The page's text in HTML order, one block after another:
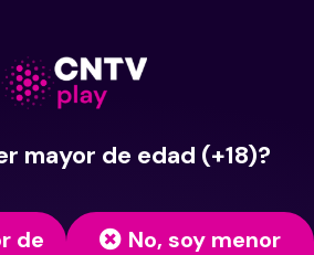
mayor de edad (+18)?
de
No, soy menor